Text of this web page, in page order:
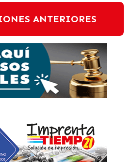
ANTERIORES